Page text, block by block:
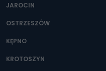
JAROCIN
OSTRZESZÓW
KĘPNO
KROTOSZYN